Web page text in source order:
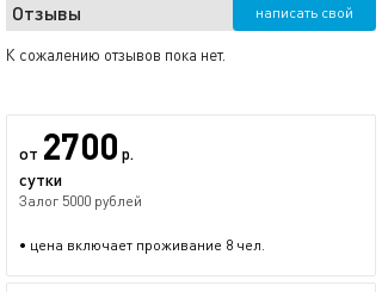
Отзывы написать свой
К сожалению отзывов пока нет.
от 2700 р.
сутки
Залог 5000 рублей
• цена включает проживание 8 чел.